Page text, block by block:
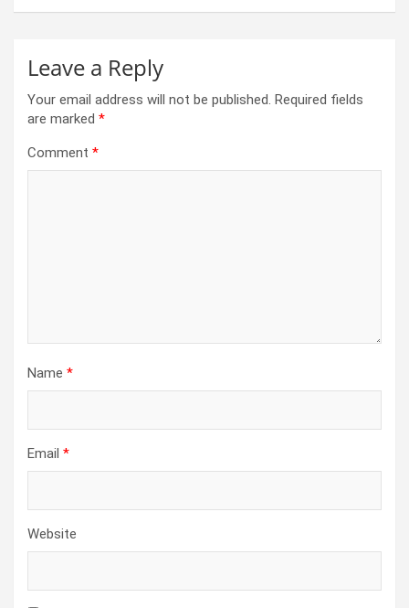
Leave a Reply
Your email address will not be published. Required fields
are marked *
Comment *
Name *
Email *
Website